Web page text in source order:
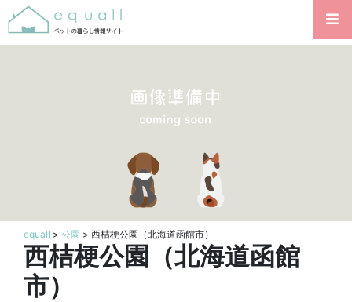
equall > 公園 > 西桔梗公園（北海道函館市）
西桔梗公園（北海道函館
市）